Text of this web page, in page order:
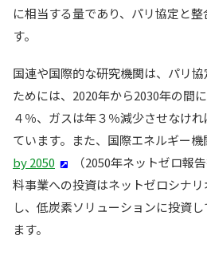
に相当する量であり、パリ協定と
す。
国連や国際的な研究機関は、パリ
ためには、2020年から2030年の間
４％、ガスは年３％減少させなけ
ています。また、国際エネルギー
by 2050
（2050年ネットゼロ報
料事業への投資はネットゼロシナ
し、低炭素ソリューションに投資
ます。